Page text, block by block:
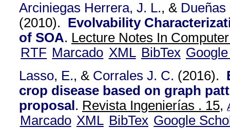
Arciniegas Herrera, J. L., & Dueñas
(2010). Evolvability
of SOA. Lecture Notes In
RTF Marcado XML BibTex
Lasso, E., & Corrales J. C. (2016).
crop disease based on graph
proposal . Revista Ingenierías . 15,
Marcado XML BibTex Google